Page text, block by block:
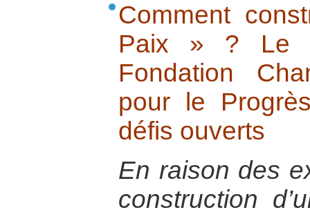
Comment
Paix » ? Le
Fondation
pour le
défis ouverts
En raison des
construction